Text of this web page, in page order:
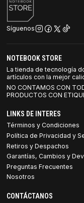
Síguenos
NOTEBOOK STORE
La tienda de tecnología
artículos con la mejor
NO CONTAMOS CON
PRODUCTOS CON
LINKS DE INTERES
Términos y Condiciones
Política de Privacidad y
Retiros y Despachos
Garantías, Cambios y
Preguntas Frecuentes
Nosotros
CONTÁCTANOS